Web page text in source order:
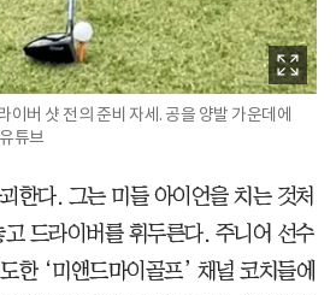
이버 샷 전의 준비 자세. 공을 양발 가운데에
튜브
한다. 그는 미들 아이언을 치는 것처
드라이버를 휘두른다. 주니어 선수
한 ‘미앤드마이골프’ 채널 코치들에